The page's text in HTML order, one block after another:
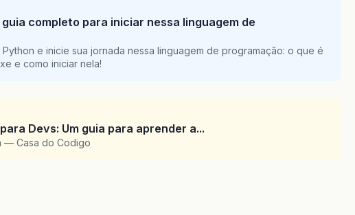
completo para iniciar nessa linguagem de
e inicie sua jornada nessa linguagem de programação: o que é
e como iniciar nela!
Devs: Um guia para aprender a...
— Casa do Codigo